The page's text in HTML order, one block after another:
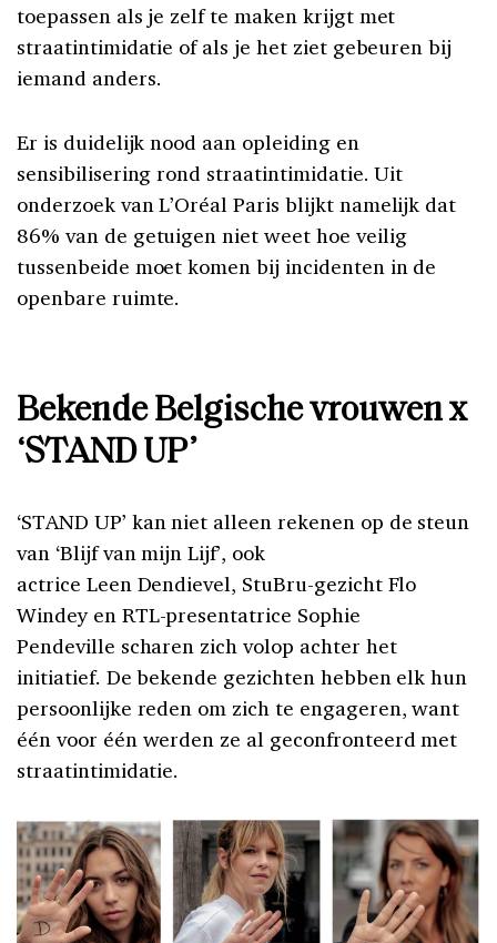
toepassen als je zelf te maken krijgt met
straatintimidatie of als je het ziet gebeuren bij
iemand anders.
Er is duidelijk nood aan opleiding en
sensibilisering rond straatintimidatie. Uit
onderzoek van L’Oréal Paris blijkt namelijk dat
86% van de getuigen niet weet hoe veilig
tussenbeide moet komen bij incidenten in de
openbare ruimte.
Bekende Belgische vrouwen x
‘STAND UP’
‘STAND UP’ kan niet alleen rekenen op de steun
van ‘Blijf van mijn Lijf’, ook
actrice Leen Dendievel, StuBru-gezicht Flo
Windey en RTL-presentatrice Sophie
Pendeville scharen zich volop achter het
initiatief. De bekende gezichten hebben elk hun
persoonlijke reden om zich te engageren, want
één voor één werden ze al geconfronteerd met
straatintimidatie.